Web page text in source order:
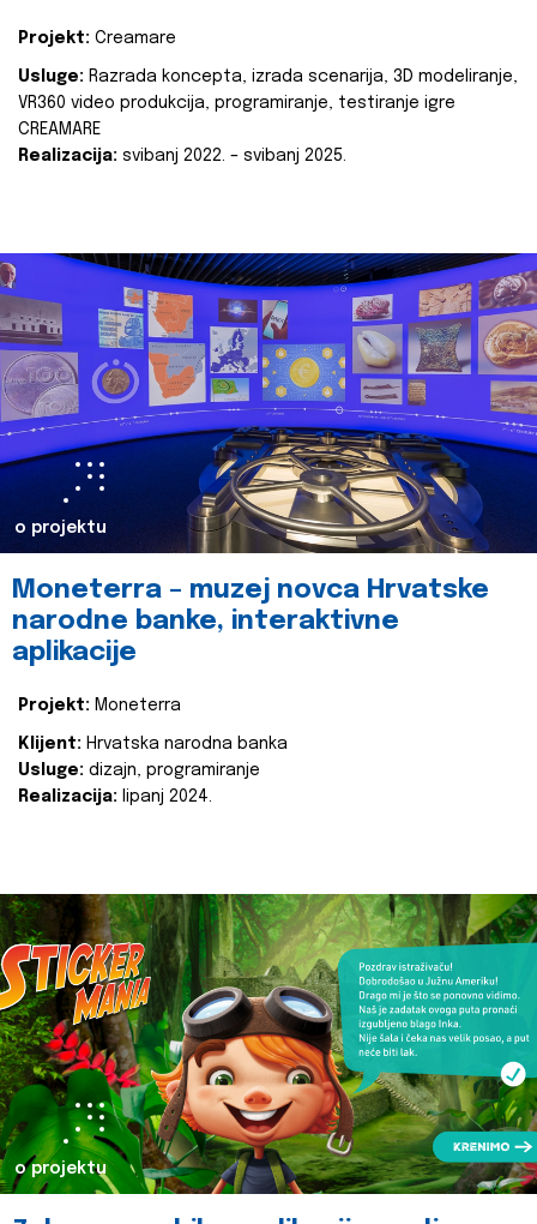
Projekt: Creamare
Usluge: Razrada koncepta, izrada scenarija, 3D modeliranje,
VR360 video produkcija, programiranje, testiranje igre
CREAMARE
Realizacija: svibanj 2022. – svibanj 2025.
o projektu
Moneterra – muzej novca Hrvatske
narodne banke, interaktivne
aplikacije
Projekt: Moneterra
Klijent: Hrvatska narodna banka
Usluge: dizajn, programiranje
Realizacija: lipanj 2024.
o projektu